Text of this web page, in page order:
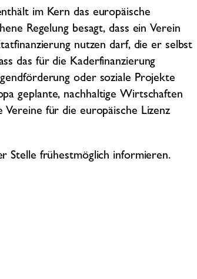
im Kern das europäische
Regelung besagt, dass ein Verein
nutzen darf, die er selbst
das für die Kaderfinanzierung
oder soziale Projekte
geplante, nachhaltige Wirtschaften
für die europäische Lizenz
Stelle frühestmöglich informieren.